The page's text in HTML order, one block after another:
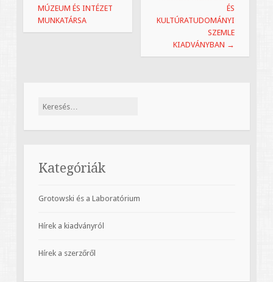
folyóirata…
MÚZEUM ÉS INTÉZET
MUNKATÁRSA
ÉS
KULTÚRATUDOMÁNYI
SZEMLE
KIADVÁNYBAN →
Keresés:
Kategóriák
Grotowski és a Laboratórium
Hírek a kiadványról
Hírek a szerzőről